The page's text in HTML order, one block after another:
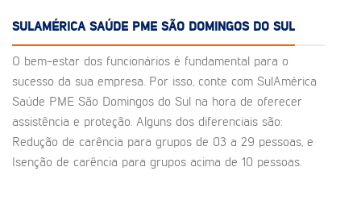
SULAMÉRICA SAÚDE PME SÃO DOMINGOS DO SUL
O bem-estar dos funcionários é fundamental para o
sucesso da sua empresa. Por isso, conte com SulAmérica
Saúde PME São Domingos do Sul na hora de oferecer
assistência e proteção. Alguns dos diferenciais são:
Redução de carência para grupos de 03 a 29 pessoas, e
Isenção de carência para grupos acima de 10 pessoas.